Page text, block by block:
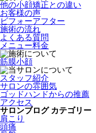
他の小顔矯正との違い
お客様の声
ビフォーアフター
施術の流れ
よくある質問
メニュー料金
筋膜小顔
スタッフ紹介
サロンの雰囲気
ゴッドハンドからの推薦
アクセス
サロンブログ カテゴリー
肩こり
頭痛